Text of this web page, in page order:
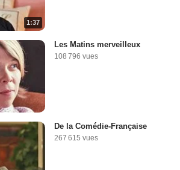
1:37
Les Matins merveilleux
108 796 vues
De la Comédie-Française
267 615 vues